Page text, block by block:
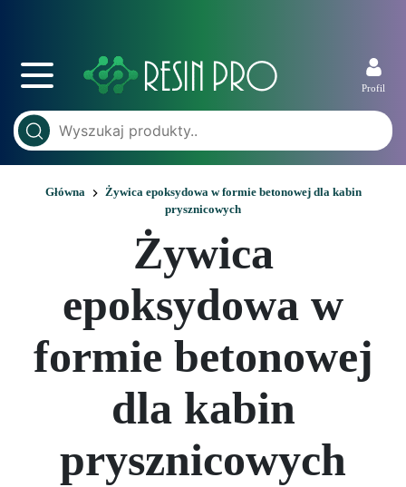
Profil
Główna
Żywica epoksydowa w formie betonowej dla kabin
prysznicowych
Żywica
epoksydowa w
formie betonowej
dla kabin
prysznicowych